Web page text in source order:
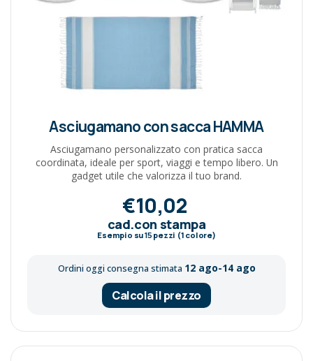
Asciugamano con sacca HAMMA
Asciugamano personalizzato con pratica sacca
coordinata, ideale per sport, viaggi e tempo libero. Un
gadget utile che valorizza il tuo brand.
€10,02
cad.con stampa
Esempio su15 pezzi (1 colore)
Ordini oggi consegna stimata 12 ago-14 ago
Calcola il prezzo